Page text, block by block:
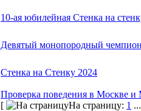
10-ая юбилейная Стенка на
Девятый монопородный
Стенка на Стенку 2024
Проверка поведения в Москве и
[
На страницу: 1